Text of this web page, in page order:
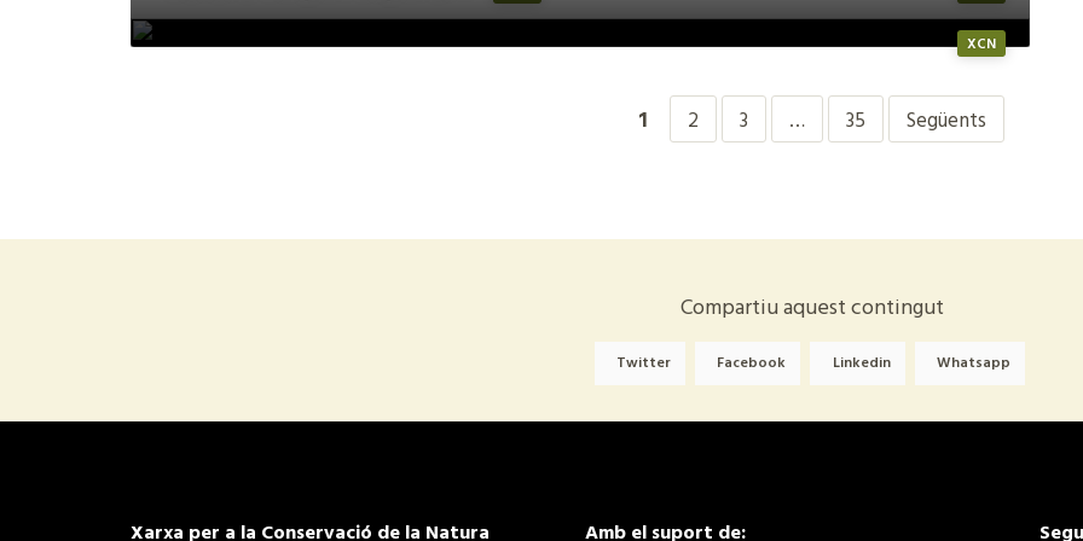
XCN
1 2 3 … 35 Següents
Compartiu aquest contingut
Twitter Facebook Linkedin Whatsapp
Xarxa per a la Conservació de la Natura Amb el suport de: